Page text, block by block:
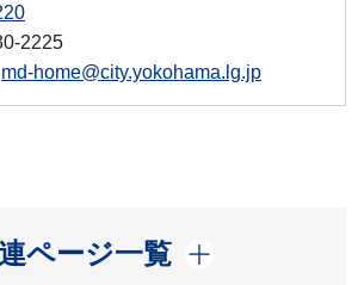
2225
md-home@city.yokohama.lg.jp
ページ一覧
開く